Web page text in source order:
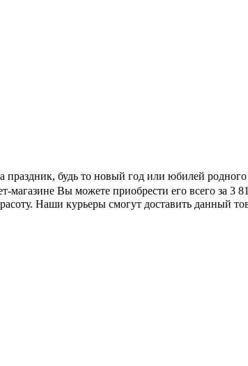
праздник, будь то новый год или юбилей
магазине Вы можете приобрести его всего за 3
Наши курьеры смогут доставить данный